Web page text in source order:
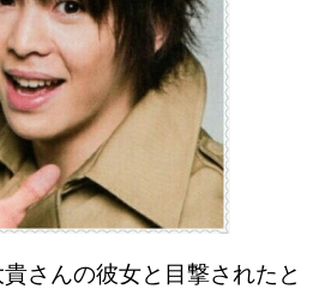
さんの彼女と目撃されたと